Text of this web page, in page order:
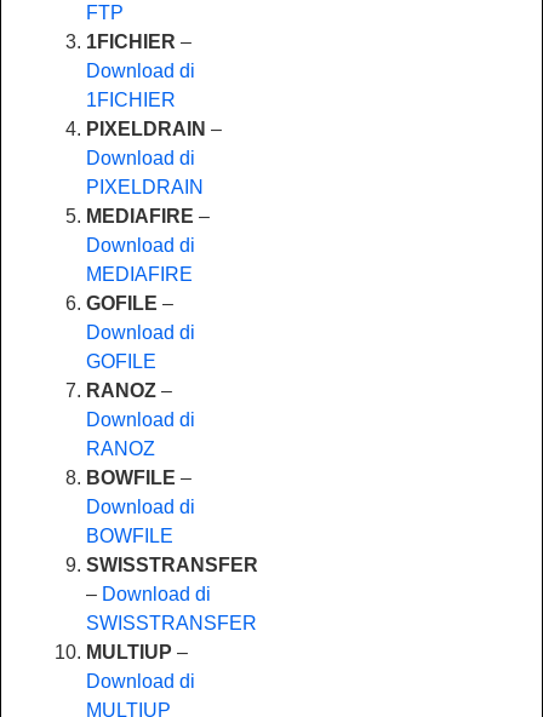
FTP
1FICHIER –
Download di
1FICHIER
PIXELDRAIN –
Download di
PIXELDRAIN
MEDIAFIRE –
Download di
MEDIAFIRE
GOFILE –
Download di
GOFILE
RANOZ –
Download di
RANOZ
BOWFILE –
Download di
BOWFILE
SWISSTRANSFER
– Download di
SWISSTRANSFER
MULTIUP –
Download di
MULTIUP